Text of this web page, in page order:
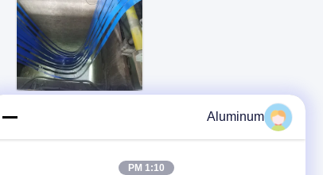
هسته کورهای ونسیال لامپ های
Aluminum
1:10 PM